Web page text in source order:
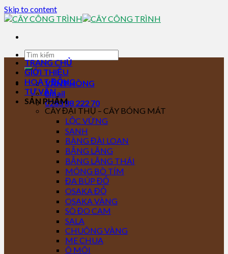
Skip to content
VĂN PHÒNG
Email
0283 88 222 70
TRANG CHỦ
GIỚI THIỆU
HOẠT ĐỘNG
TƯ VẤN
SẢN PHẨM
CÂY ĐẠI THỤ – CÂY BÓNG MÁT
LỘC VỪNG
SANH
BÀNG ĐÀI LOAN
BẰNG LĂNG
BẰNG LĂNG THÁI
MÓNG BÒ TÍM
ĐA BÚP ĐỎ
OSAKA ĐỎ
OSAKA VÀNG
SÒ ĐO CAM
SALA
CHUÔNG VÀNG
ME CHUA
Ô MÔI